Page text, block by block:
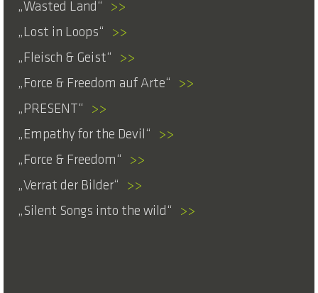
Wasted Land
>>
Lost in Loops
>>
Fleisch & Geist
>>
Force & Freedom auf Arte
>>
PRESENT
>>
Empathy for the Devil
>>
Force & Freedom
>>
Verrat der Bilder
>>
Silent Songs into the wild
>>